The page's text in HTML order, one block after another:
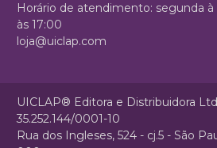
Horário de atendimento: segunda à
às 17:00
loja@uiclap.com
UICLAP® Editora e Distribuidora
35.252.144/0001-10
Rua dos Ingleses, 524 - cj.5 - São